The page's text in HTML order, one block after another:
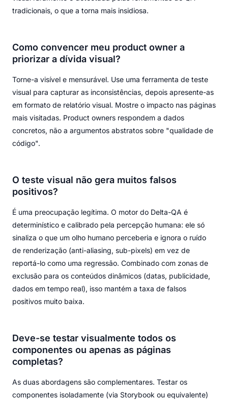
tradicionais, o que a torna mais insidiosa.
Como convencer meu product owner a
priorizar a dívida visual?
Torne-a visível e mensurável. Use uma ferramenta de teste
visual para capturar as inconsistências, depois apresente-as
em formato de relatório visual. Mostre o impacto nas páginas
mais visitadas. Product owners respondem a dados
concretos, não a argumentos abstratos sobre "qualidade de
código".
O teste visual não gera muitos falsos
positivos?
É uma preocupação legítima. O motor do Delta-QA é
determinístico e calibrado pela percepção humana: ele só
sinaliza o que um olho humano perceberia e ignora o ruído
de renderização (anti-aliasing, sub-pixels) em vez de
reportá-lo como uma regressão. Combinado com zonas de
exclusão para os conteúdos dinâmicos (datas, publicidade,
dados em tempo real), isso mantém a taxa de falsos
positivos muito baixa.
Deve-se testar visualmente todos os
componentes ou apenas as páginas
completas?
As duas abordagens são complementares. Testar os
componentes isoladamente (via Storybook ou equivalente)